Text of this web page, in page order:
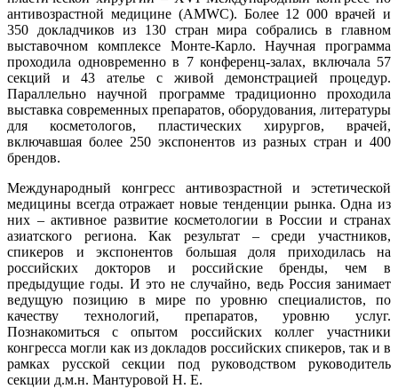
антивозрастной медицине (AMWC). Более 12 000 врачей и
350 докладчиков из 130 стран мира собрались в главном
выставочном комплексе Монте-Карло. Научная программа
проходила одновременно в 7 конференц-залах, включала 57
секций и 43 ателье с живой демонстрацией процедур.
Параллельно научной программе традиционно проходила
выставка современных препаратов, оборудования, литературы
для косметологов, пластических хирургов, врачей,
включавшая более 250 экспонентов из разных стран и 400
брендов.
Международный конгресс антивозрастной и эстетической
медицины всегда отражает новые тенденции рынка. Одна из
них – активное развитие косметологии в России и странах
азиатского региона. Как результат – среди участников,
спикеров и экспонентов большая доля приходилась на
российских докторов и российские бренды, чем в
предыдущие годы. И это не случайно, ведь Россия занимает
ведущую позицию в мире по уровню специалистов, по
качеству технологий, препаратов, уровню услуг.
Познакомиться с опытом российских коллег участники
конгресса могли как из докладов российских спикеров, так и в
рамках русской секции под руководством руководитель
секции д.м.н. Мантуровой Н. Е.